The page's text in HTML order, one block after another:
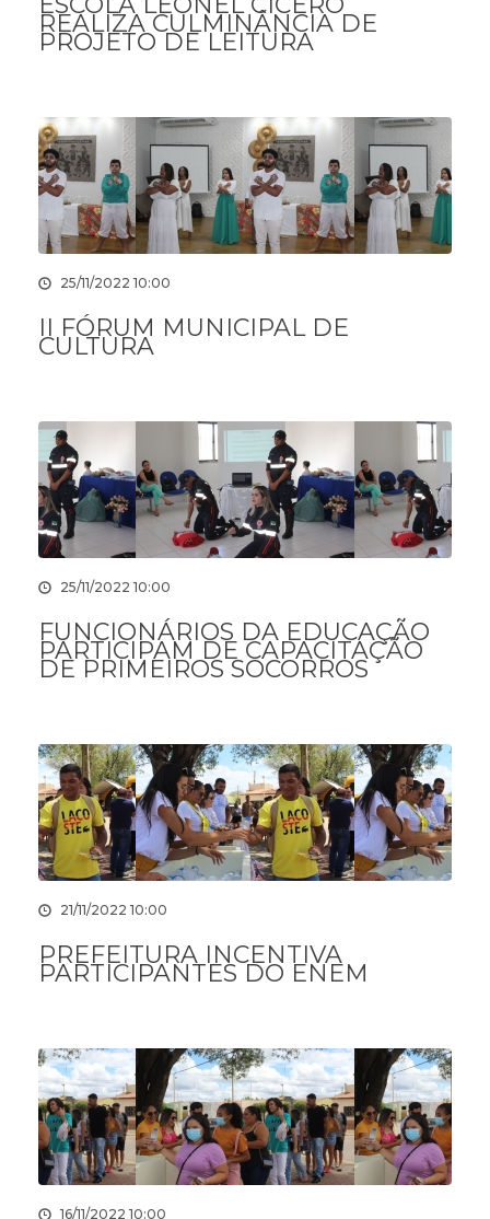
REALIZA CULMINÂNCIA DE
PROJETO DE LEITURA
25/11/2022 10:00
II FÓRUM MUNICIPAL DE
CULTURA
25/11/2022 10:00
FUNCIONÁRIOS DA EDUCAÇÃO
PARTICIPAM DE CAPACITAÇÃO
DE PRIMEIROS SOCORROS
21/11/2022 10:00
PREFEITURA INCENTIVA
PARTICIPANTES DO ENEM
16/11/2022 10:00